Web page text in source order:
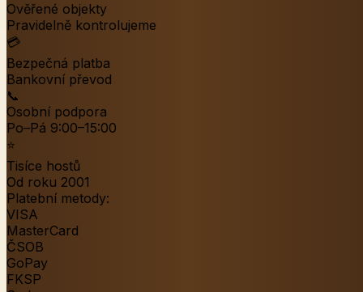
Ověřené objekty
Pravidelně kontrolujeme
💳
Bezpečná platba
Bankovní převod
📞
Osobní podpora
Po–Pá 9:00–15:00
⭐
Tisíce hostů
Od roku 2001
Platební metody:
VISA
MasterCard
ČSOB
GoPay
FKSP